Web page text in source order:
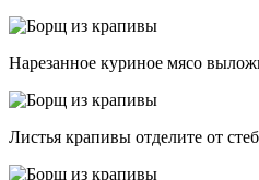
Нарезанное куриное мясо
Листья крапивы отделите от